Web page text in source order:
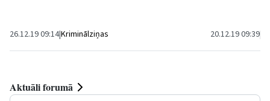
26.12.19 09:14|Kriminālziņas 20.12.19 09:39|
Aktuāli forumā